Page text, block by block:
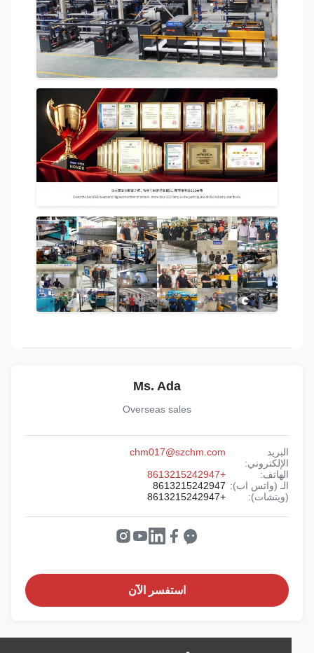
Ms. Ada
Overseas sales
الإلكتروني:
chm017@szchm.com
الهاتف:
الـ (واتس اب): 8613215242947
(ويتشات):
استفسر الآن